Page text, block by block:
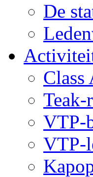
De
Class
Teak-
VTP-
VTP-